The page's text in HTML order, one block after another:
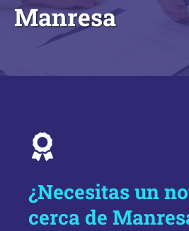
Manresa
¿Necesitas un
cerca de